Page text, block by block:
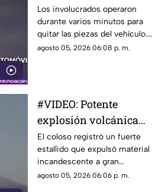
automóvil en la calle.
Los involucrados operaron
durante varios minutos para
quitar las piezas del vehículo.
El momento quedó grabado en
agosto 05, 2026 06:08 p. m.
#VIDEO: Potente
explosión volcánica
eleva columna de
ceniza
El coloso registró un fuerte
estallido que expulsó material
incandescente a gran
distancia. Autoridades vigilan
agosto 05, 2026 06:06 p. m.